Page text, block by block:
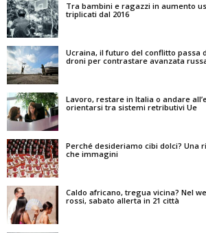
Tra bambini e ragazzi in aumento
triplicati dal 2016
Ucraina, il futuro del conflitto passa
droni per contrastare avanzata
Lavoro, restare in Italia o andare
orientarsi tra sistemi retributivi Ue
Perché desideriamo cibi dolci? Una
che immagini
Caldo africano, tregua vicina? Nel
rossi, sabato allerta in 21 città